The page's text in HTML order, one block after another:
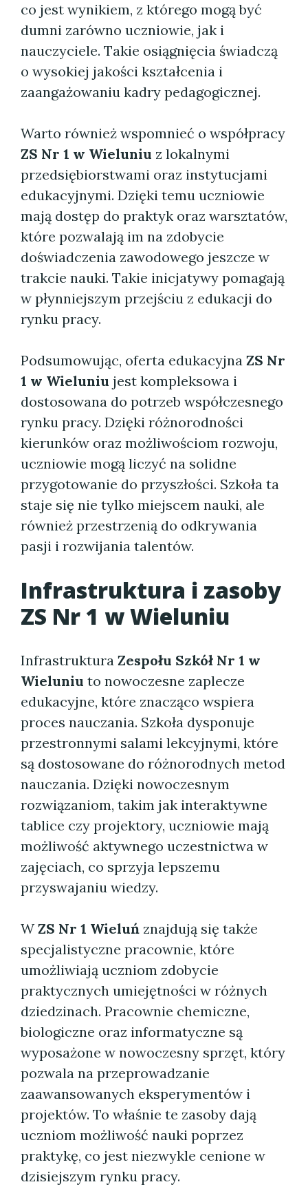
co jest wynikiem, z którego mogą być
dumni zarówno uczniowie, jak i
nauczyciele. Takie osiągnięcia świadczą
o wysokiej jakości kształcenia i
zaangażowaniu kadry pedagogicznej.
Warto również wspomnieć o współpracy
ZS Nr 1 w Wieluniu z lokalnymi
przedsiębiorstwami oraz instytucjami
edukacyjnymi. Dzięki temu uczniowie
mają dostęp do praktyk oraz warsztatów,
które pozwalają im na zdobycie
doświadczenia zawodowego jeszcze w
trakcie nauki. Takie inicjatywy pomagają
w płynniejszym przejściu z edukacji do
rynku pracy.
Podsumowując, oferta edukacyjna ZS Nr
1 w Wieluniu jest kompleksowa i
dostosowana do potrzeb współczesnego
rynku pracy. Dzięki różnorodności
kierunków oraz możliwościom rozwoju,
uczniowie mogą liczyć na solidne
przygotowanie do przyszłości. Szkoła ta
staje się nie tylko miejscem nauki, ale
również przestrzenią do odkrywania
pasji i rozwijania talentów.
Infrastruktura i zasoby
ZS Nr 1 w Wieluniu
Infrastruktura Zespołu Szkół Nr 1 w
Wieluniu to nowoczesne zaplecze
edukacyjne, które znacząco wspiera
proces nauczania. Szkoła dysponuje
przestronnymi salami lekcyjnymi, które
są dostosowane do różnorodnych metod
nauczania. Dzięki nowoczesnym
rozwiązaniom, takim jak interaktywne
tablice czy projektory, uczniowie mają
możliwość aktywnego uczestnictwa w
zajęciach, co sprzyja lepszemu
przyswajaniu wiedzy.
WZS Nr 1 Wieluń znajdują się także
specjalistyczne pracownie, które
umożliwiają uczniom zdobycie
praktycznych umiejętności w różnych
dziedzinach. Pracownie chemiczne,
biologiczne oraz informatyczne są
wyposażone w nowoczesny sprzęt, który
pozwala na przeprowadzanie
zaawansowanych eksperymentów i
projektów. To właśnie te zasoby dają
uczniom możliwość nauki poprzez
praktykę, co jest niezwykle cenione w
dzisiejszym rynku pracy.